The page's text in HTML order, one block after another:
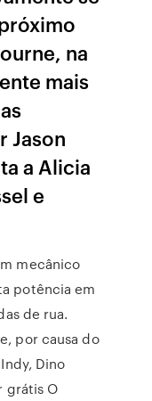
na
mais
Jason
a Alicia
e
mecânico
potência em
de rua.
por causa do
Dino
grátis O